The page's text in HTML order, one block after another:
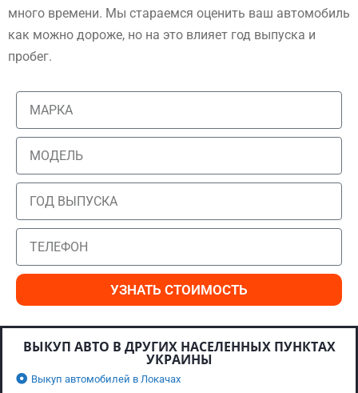
много времени. Мы стараемся оценить ваш автомобиль
как можно дороже, но на это влияет год выпуска и
пробег.
УЗНАТЬ СТОИМОСТЬ
ВЫКУП АВТО В ДРУГИХ НАСЕЛЕННЫХ ПУНКТАХ
УКРАИНЫ
Выкуп автомобилей в Локачах